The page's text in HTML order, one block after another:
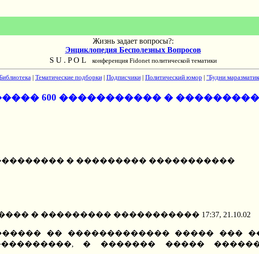
Жизнь задает вопросы?:
Энциклопедия Бесполезных Вопросов
S U . P O L конференция Fidonet политической тематики
| Тематические подборки| Подписчики| Политический юмор | "Будни
600 ����������� �
� ��������� �����������
� ��������� ����������� 17:37, 21.10.02
�� ������������� ����� ���
� ������� �����